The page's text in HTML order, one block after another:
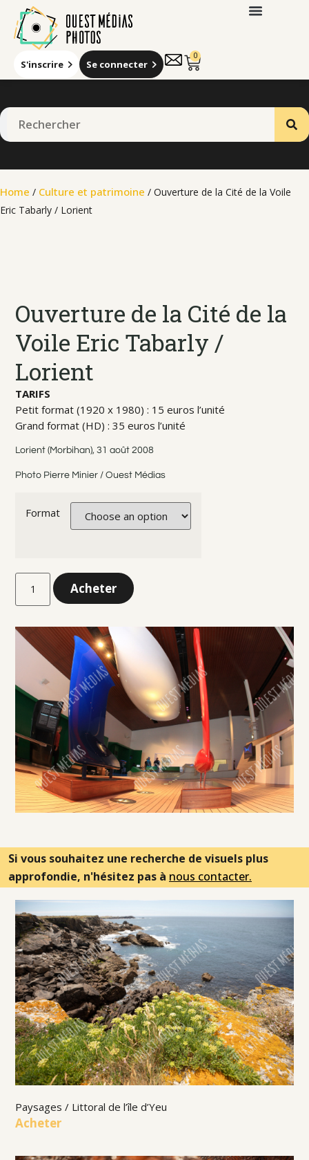
S'inscrire Se connecter
0
Home / Culture et patrimoine / Ouverture de la Cité de la Voile
Eric Tabarly / Lorient
Ouverture de la Cité de la
Voile Eric Tabarly /
Lorient
TARIFS
Petit format (1920 x 1980) : 15 euros l’unité
Grand format (HD) : 35 euros l’unité
Lorient (Morbihan), 31 août 2008
Photo Pierre Minier / Ouest Médias
Format
Acheter
Si vous souhaitez une recherche de visuels plus
approfondie, n'hésitez pas à nous contacter.
Paysages / Littoral de l’île d’Yeu
Acheter